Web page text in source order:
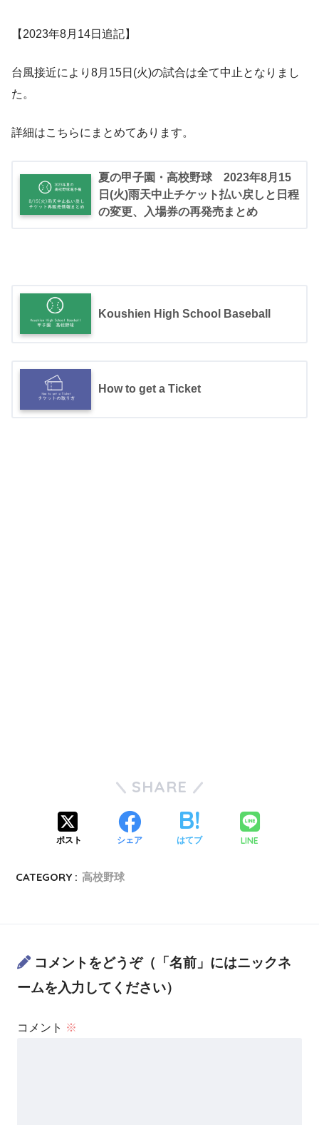
【2023年8月14日追記】
台風接近により8月15日(火)の試合は全て中止となりまし
た。
詳細はこちらにまとめてあります。
夏の甲子園・高校野球 2023年8月15
日(火)雨天中止チケット払い戻しと日程
の変更、入場券の再発売まとめ
Koushien High School Baseball
How to get a Ticket
SHARE
ポスト シェア はてブ LINE
CATEGORY : 高校野球
コメントをどうぞ（「名前」にはニックネ
ームを入力してください）
コメント ※